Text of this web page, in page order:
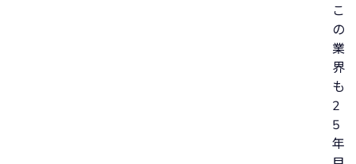
こ
の
業
界
も
2
5
年